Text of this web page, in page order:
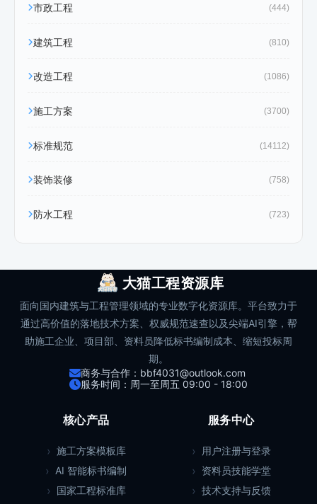
市政工程 (444)
建筑工程 (810)
改造工程 (1086)
施工方案 (3700)
标准规范 (14112)
装饰装修 (758)
防水工程 (723)
大猫工程资源库
面向国内建筑与工程管理领域的专业数字化资源库。平台致力于
通过高价值的落地技术方案、权威规范速查以及尖端AI引擎，帮
助施工企业、项目部、资料员降低标书编制成本、缩短投标周
期。
商务与合作：bbf4031@outlook.com
服务时间：周一至周五 09:00 - 18:00
核心产品
施工方案模板库
AI 智能标书编制
国家工程标准库
服务中心
用户注册与登录
资料员技能学堂
技术支持与反馈